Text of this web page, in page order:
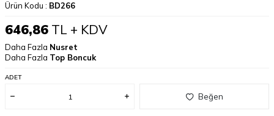
Ürün Kodu : BD266
646,86 TL + KDV
Daha Fazla Nusret
Daha Fazla Top Boncuk
ADET
Beğen